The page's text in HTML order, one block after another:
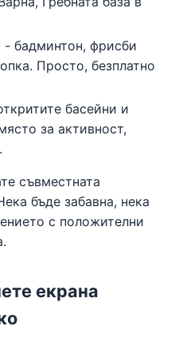
бадминтон, фрисби
Просто, безплатно
басейни и
за активност,
съвместната
бъде забавна, нека
с положителни
екрана